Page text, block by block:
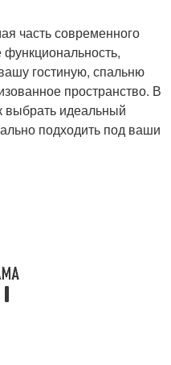
Шкафы в стиле
Шкафы для одежды
часть современного
функциональность,
гостиную, спальню
пространство. В
выбрать идеальный
подходить под ваши